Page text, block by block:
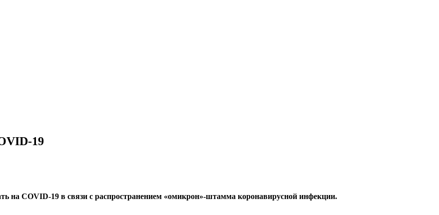
19
на COVID-19 в связи с распространением «омикрон»-штамма коронавирусной инфекции.